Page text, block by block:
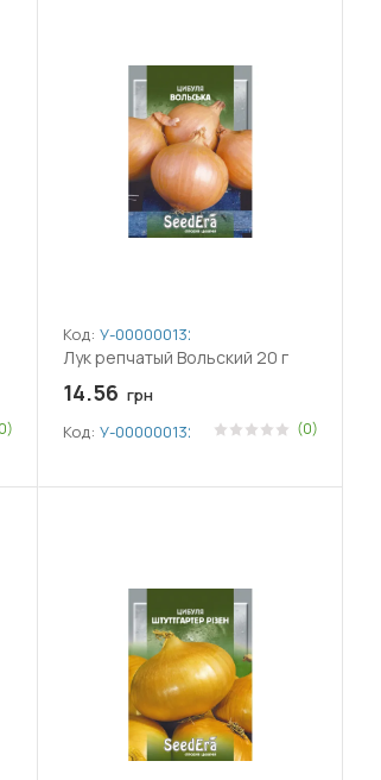
Код: У-0000001323
Лук репчатый Вольский 20 г
14.56 грн
Код: У-0000001323 (0)